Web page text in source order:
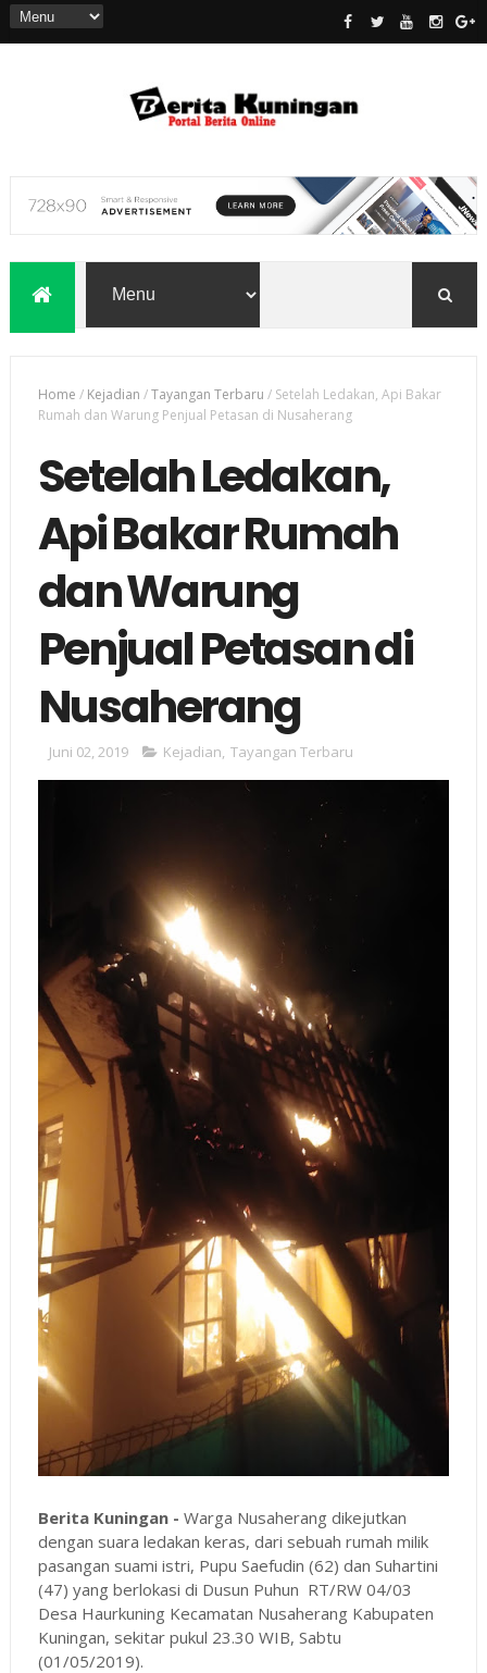
Home / Kejadian /Tayangan Terbaru / Setelah Ledakan, Api Bakar
Rumah dan Warung Penjual Petasan di Nusaherang
Setelah Ledakan,
Api Bakar Rumah
dan Warung
Penjual Petasan di
Nusaherang
Juni 02, 2019 Kejadian Tayangan Terbaru
Berita Kuningan - Warga Nusaherang dikejutkan
dengan suara ledakan keras, dari sebuah rumah milik
pasangan suami istri, Pupu Saefudin (62) dan Suhartini
(47) yang berlokasi di Dusun Puhun RT/RW 04/03
Desa Haurkuning Kecamatan Nusaherang Kabupaten
Kuningan, sekitar pukul 23.30 WIB, Sabtu
(01/05/2019).